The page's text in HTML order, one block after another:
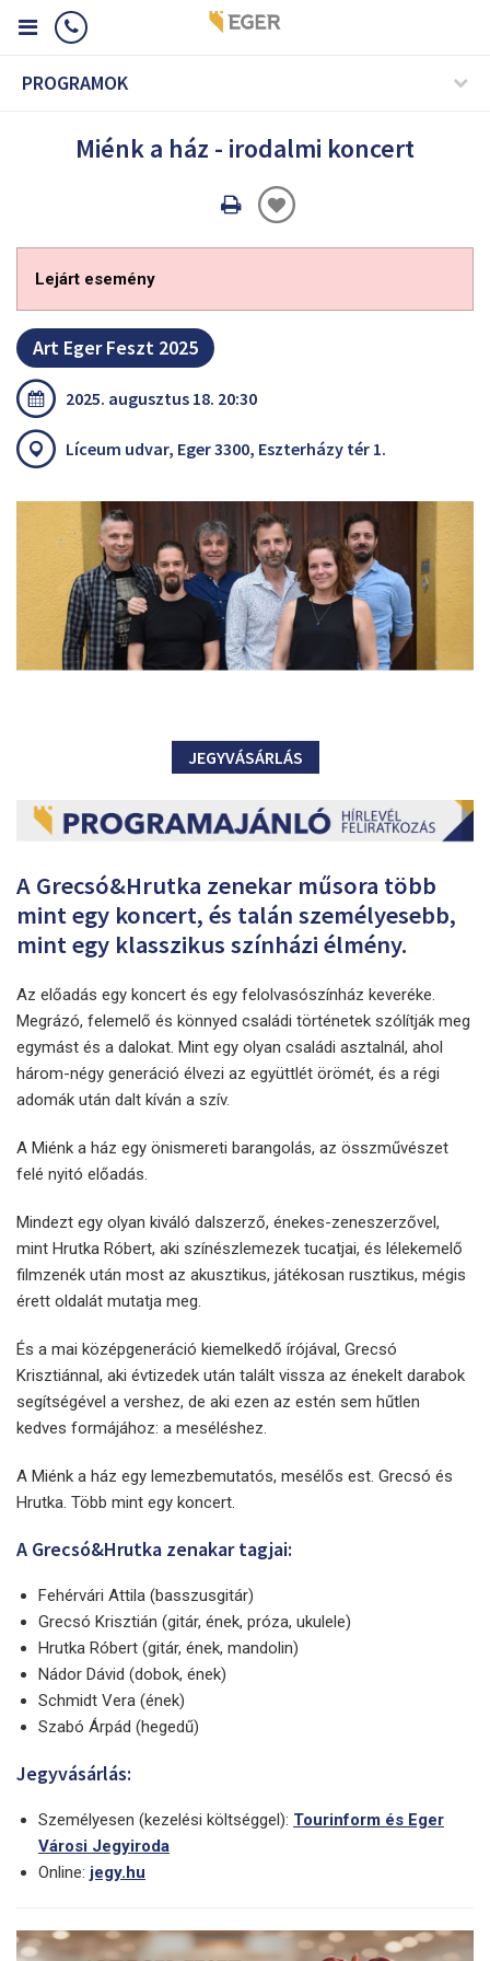
PROGRAMOK
Miénk a ház - irodalmi koncert
Oldal
Lejárt esemény
Art Eger Feszt 2025
2025. augusztus 18. 20:30
Líceum udvar, Eger 3300, Eszterházy tér 1.
JEGYVÁSÁRLÁS
A Grecsó&Hrutka zenekar műsora több
mint egy koncert, és talán személyesebb,
mint egy klasszikus színházi élmény.
Az előadás egy koncert és egy felolvasószínház keveréke.
Megrázó, felemelő és könnyed családi történetek szólítják meg
egymást és a dalokat. Mint egy olyan családi asztalnál, ahol
három-négy generáció élvezi az együttlét örömét, és a régi
adomák után dalt kíván a szív.
A Miénk a ház egy önismereti barangolás, az összművészet
felé nyitó előadás.
Mindezt egy olyan kiváló dalszerző, énekes-zeneszerzővel,
mint Hrutka Róbert, aki színészlemezek tucatjai, és lélekemelő
filmzenék után most az akusztikus, játékosan rusztikus, mégis
érett oldalát mutatja meg.
És a mai középgeneráció kiemelkedő írójával, Grecsó
Krisztiánnal, aki évtizedek után talált vissza az énekelt darabok
segítségével a vershez, de aki ezen az estén sem hűtlen
kedves formájához: a meséléshez.
A Miénk a ház egy lemezbemutatós, mesélős est. Grecsó és
Hrutka. Több mint egy koncert.
A Grecsó&Hrutka zenakar tagjai:
Fehérvári Attila (basszusgitár)
Grecsó Krisztián (gitár, ének, próza, ukulele)
Hrutka Róbert (gitár, ének, mandolin)
Nádor Dávid (dobok, ének)
Schmidt Vera (ének)
Szabó Árpád (hegedű)
Jegyvásárlás:
Személyesen (kezelési költséggel): Tourinform és Eger
Városi Jegyiroda
Online: jegy.hu